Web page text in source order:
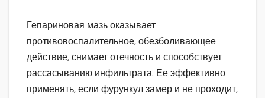
Гепариновая мазь оказывает
противовоспалительное, обезболивающее
действие, снимает отечность и способствует
рассасыванию инфильтрата. Ее эффективно
применять, если фурункул замер и не проходит,